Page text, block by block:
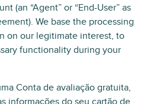
(an “Agent” or “End-User” as
We base the processing
on our legitimate interest, to
functionality during your
Conta de avaliação gratuita,
informações do seu cartão de